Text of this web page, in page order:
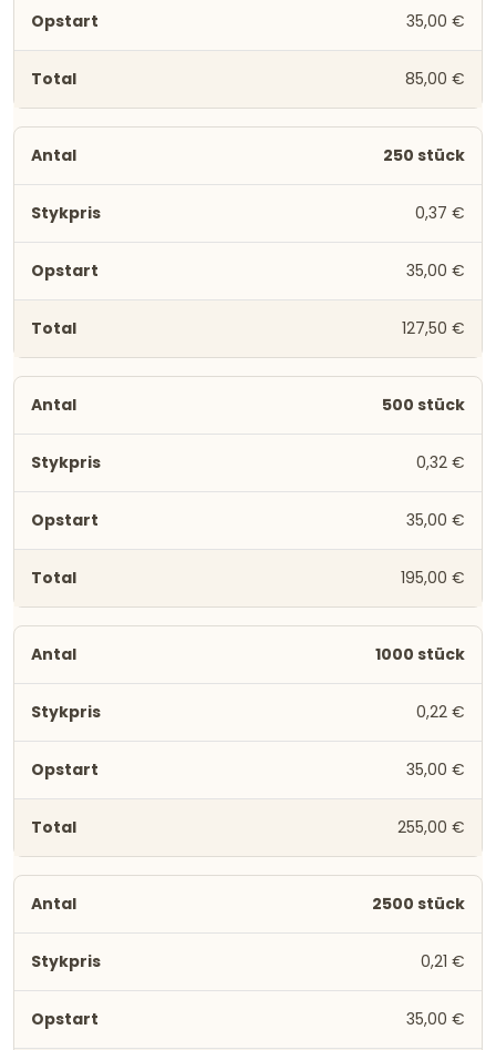
35,00 €
85,00 €
250 stück
0,37 €
35,00 €
127,50 €
500 stück
0,32 €
35,00 €
195,00 €
1000 stück
0,22 €
35,00 €
255,00 €
2500 stück
0,21 €
35,00 €